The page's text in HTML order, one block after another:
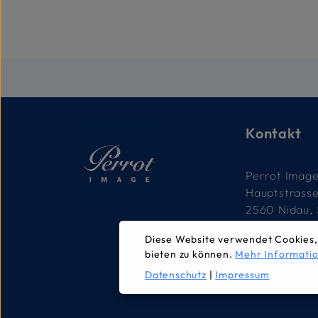
Kontakt
Perrot
2560 Nidau,
032 332 79
info@perrot-
Diese Website verwendet
bieten zu können. Mehr
Datenschutz | Impressum